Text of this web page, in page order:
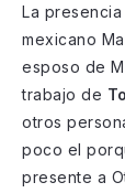
La presencia
mexicano
esposo de
trabajo de
otros
poco el
presente a